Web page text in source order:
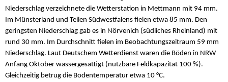
Niederschlag verzeichnete die Wetterstation in Mettmann mit 94 mm.
Im Münsterland und Teilen Südwestfalens fielen etwa 85 mm. Den
geringsten Niederschlag gab es in Nörvenich (südliches Rheinland) mit
rund 30 mm. Im Durchschnitt fielen im Beobachtungszeitraum 59 mm
Niederschlag. Laut Deutschem Wetterdienst waren die Böden in NRW
Anfang Oktober wassergesättigt (nutzbare Feldkapazität 100 %).
Gleichzeitig betrug die Bodentemperatur etwa 10 °C.